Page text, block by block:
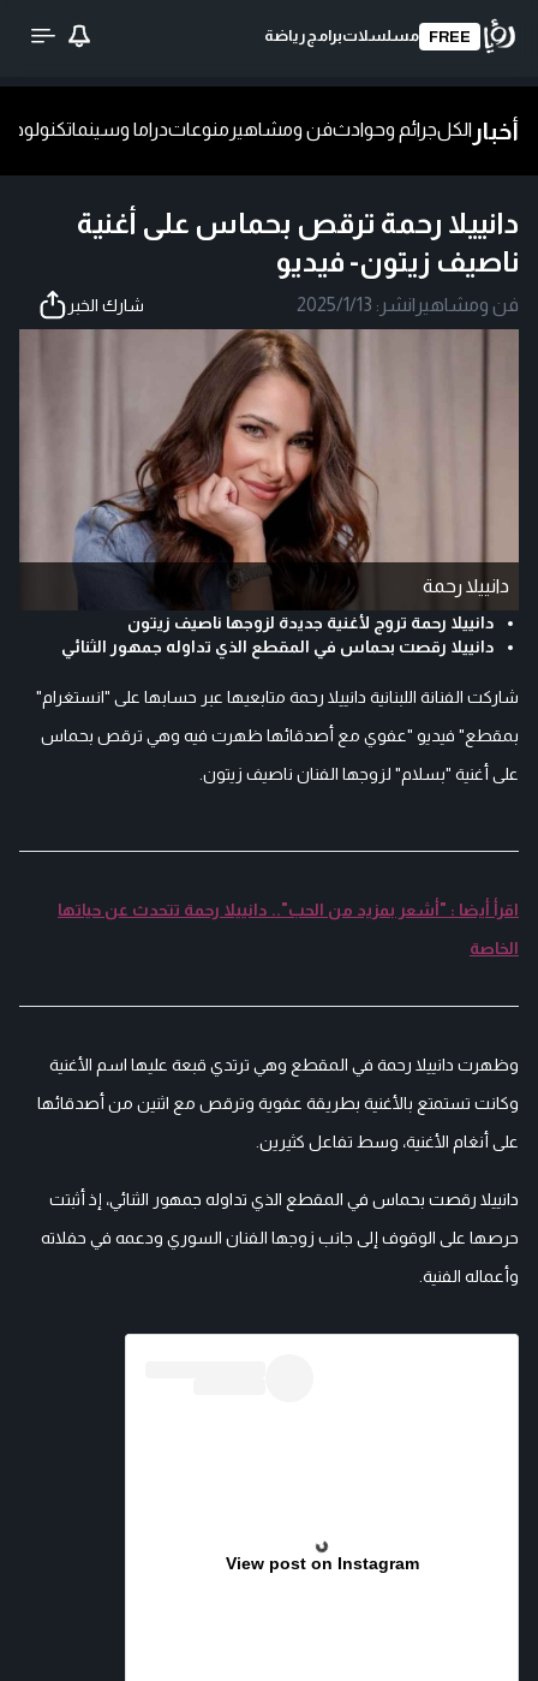
FREE مسلسلاتبرامج رياضة
أخبار الكلجرائم وحوادثفن ومشاهير منوعاتدراما وسينماتكنولوجيا
دانييلا رحمة ترقص بحماس على أغنية
ناصيف زيتون- فيديو
فن ومشاهير |نشر: 2025/1/13 شارك الخبر
دانييلا رحمة
دانييلا رحمة تروج لأغنية جديدة لزوجها ناصيف زيتون
دانييلا رقصت بحماس في المقطع الذي تداوله جمهور الثنائي
شاركت الفنانة اللبنانية دانييلا رحمة متابعيها عبر حسابها على "انستغرام"
بمقطع" فيديو "عفوي مع أصدقائها ظهرت فيه وهي ترقص بحماس
على أغنية "بسلام" لزوجها الفنان ناصيف زيتون.
اقرأ أيضا : "أشعر بمزيد من الحب".. دانييلا رحمة تتحدث عن حياتها
الخاصة
وظهرت دانييلا رحمة في المقطع وهي ترتدي قبعة عليها اسم الأغنية
وكانت تستمتع بالأغنية بطريقة عفوية وترقص مع اثنين من أصدقائها
على أنغام الأغنية، وسط تفاعل كثيرين.
دانييلا رقصت بحماس في المقطع الذي تداوله جمهور الثنائي، إذ أثبتت
حرصها على الوقوف إلى جانب زوجها الفنان السوري ودعمه في حفلاته
وأعماله الفنية.
View post on Instagram